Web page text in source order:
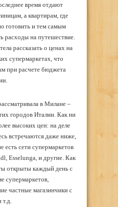
время отдают
а квартирам, где
готовить и тем самым
расходы на путешествие.
рассказать о ценах на
супермаркетах, что
при расчете бюджета
в Милане –
городов Италии. Как ни
высоких цен: на деле
встречаются даже ниже,
сети супермаркетов
Esselunga, и другие. Как
открыты каждый день с
супермаркетов,
частные магазинчики с